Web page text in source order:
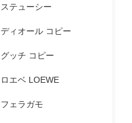
ステューシー
ディオール コピー
グッチ コピー
ロエベ LOEWE
フェラガモ